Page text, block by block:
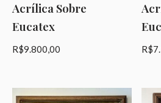
Acrílica Sobre
Eucatex
R$9.800,00 R$